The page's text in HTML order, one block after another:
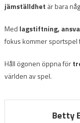
jämställdhet är bara
Med lagstiftning,
fokus kommer sportspel
Håll ögonen öppna för
världen av spel.
Betty